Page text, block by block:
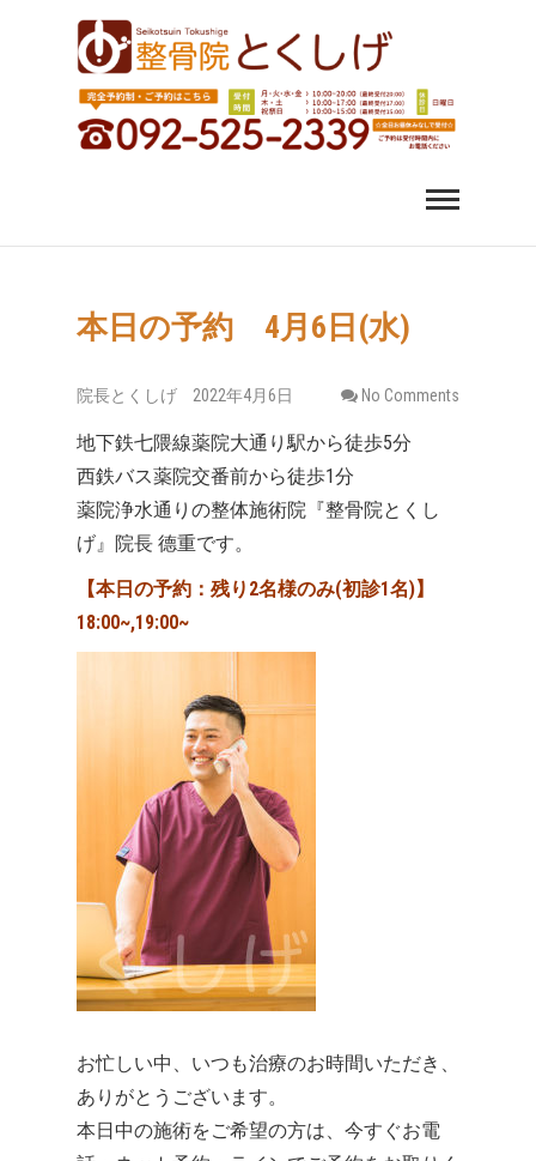
福岡市中央区 薬院 肩
こり 腰痛｜整体 スポ
ーツ障害なら整骨院
福岡市中央区、薬院、天神、平尾、博多、六本松で肩こ
り、腰痛、変形性股関節症にお悩みなら整骨院とくしげ
へ。患者さんのお話を丁寧にお聞きし、施術させていた
だきます。スポーツ選手のケガもおまかせください。
本日の予約 4月6日(水)
院長とくしげ 2022年4月6日 No Comments
地下鉄七隈線薬院大通り駅から徒歩5分
西鉄バス薬院交番前から徒歩1分
薬院浄水通りの整体施術院『整骨院とくし
げ』院長 德重です。
【本日の予約：残り2名様のみ(初診1名)】
18:00~,19:00~
お忙しい中、いつも治療のお時間いただき、
ありがとうございます。
本日中の施術をご希望の方は、今すぐお電